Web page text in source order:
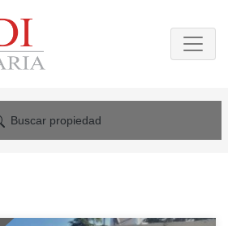
Buscar propiedad